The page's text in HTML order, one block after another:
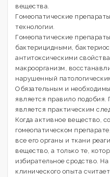
вещества.
Гомеопатические
технологии.
Гомеопатические
бактерицидными,
антитоксическими
макроорганизм,
нарушенный
Обязательным и
является правило
является практическим
Когда активное вещество,
гомеопатическом
все его органы и ткани
вещество, а только те,
избирательное сродство.
клинического опыта